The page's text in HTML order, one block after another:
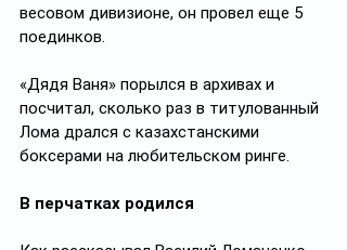
весовом дивизионе, он провел еще 5
поединков.
«Дядя Ваня» порылся в архивах и
посчитал, сколько раз в титулованный
Лома дрался с казахстанскими
боксерами на любительском ринге.
В перчатках родился